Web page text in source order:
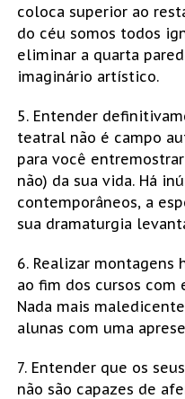
coloca superior ao
do céu somos todos
eliminar a quarta
imaginário artístico.
5. Entender
teatral não é campo
para você
não) da sua vida. Há
contemporâneos, a
sua dramaturgia
6. Realizar
ao fim dos cursos com
Nada mais
alunas com uma
7. Entender que os
não são capazes de